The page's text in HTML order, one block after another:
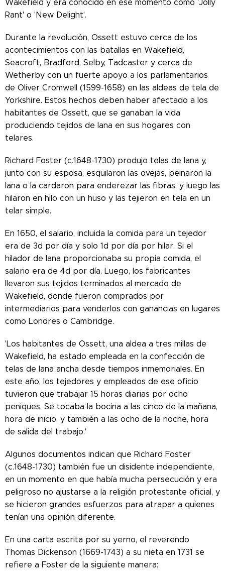
Wakefield y era conocido en ese momento como 'Jolly
Rant' o 'New Delight'.
Durante la revolución, Ossett estuvo cerca de los
acontecimientos con las batallas en Wakefield,
Seacroft, Bradford, Selby, Tadcaster y cerca de
Wetherby con un fuerte apoyo a los parlamentarios
de Oliver Cromwell (1599-1658) en las aldeas de tela de
Yorkshire. Estos hechos deben haber afectado a los
habitantes de Ossett, que se ganaban la vida
produciendo tejidos de lana en sus hogares con
telares.
Richard Foster (c.1648-1730) produjo telas de lana y,
junto con su esposa, esquilaron las ovejas, peinaron la
lana o la cardaron para enderezar las fibras, y luego las
hilaron en hilo con un huso y las tejieron en tela en un
telar simple.
En 1650, el salario, incluida la comida para un tejedor
era de 3d por día y solo 1d por día por hilar. Si el
hilador de lana proporcionaba su propia comida, el
salario era de 4d por día. Luego, los fabricantes
llevaron sus tejidos terminados al mercado de
Wakefield, donde fueron comprados por
intermediarios para venderlos con ganancias en lugares
como Londres o Cambridge.
'Los habitantes de Ossett, una aldea a tres millas de
Wakefield, ha estado empleada en la confección de
telas de lana ancha desde tiempos inmemoriales. En
este año, los tejedores y empleados de ese oficio
tuvieron que trabajar 15 horas diarias por ocho
peniques. Se tocaba la bocina a las cinco de la mañana,
hora de inicio, y también a las ocho de la noche, hora
de salida del trabajo.'
Algunos documentos indican que Richard Foster
(c.1648-1730) también fue un disidente independiente,
en un momento en que había mucha persecución y era
peligroso no ajustarse a la religión protestante oficial, y
se hicieron grandes esfuerzos para atrapar a quienes
tenían una opinión diferente.
En una carta escrita por su yerno, el reverendo
Thomas Dickenson (1669-1743) a su nieta en 1731 se
refiere a Foster de la siguiente manera: